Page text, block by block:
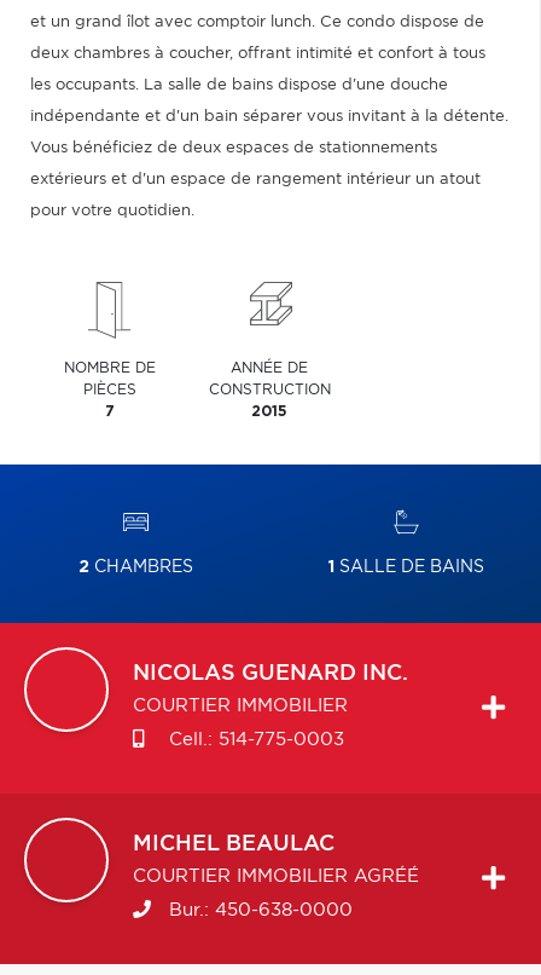
et un grand îlot avec comptoir lunch. Ce condo dispose de
deux chambres à coucher, offrant intimité et confort à tous
les occupants. La salle de bains dispose d'une douche
indépendante et d'un bain séparer vous invitant à la détente.
Vous bénéficiez de deux espaces de stationnements
extérieurs et d'un espace de rangement intérieur un atout
pour votre quotidien.
NOMBRE DE
PIÈCES
7
ANNÉE DE
CONSTRUCTION
2015
2CHAMBRES 1 SALLE DE BAINS
NICOLAS GUENARD INC.
COURTIER IMMOBILIER
Cell.: 514-775-0003
MICHEL BEAULAC
COURTIER IMMOBILIER AGRÉÉ
Bur.: 450-638-0000